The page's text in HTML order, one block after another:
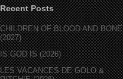
Recent Posts
CHILDREN OF BLOOD AND BONE
(2027)
IS GOD IS (2026)
LES VACANCES DE GOLO &